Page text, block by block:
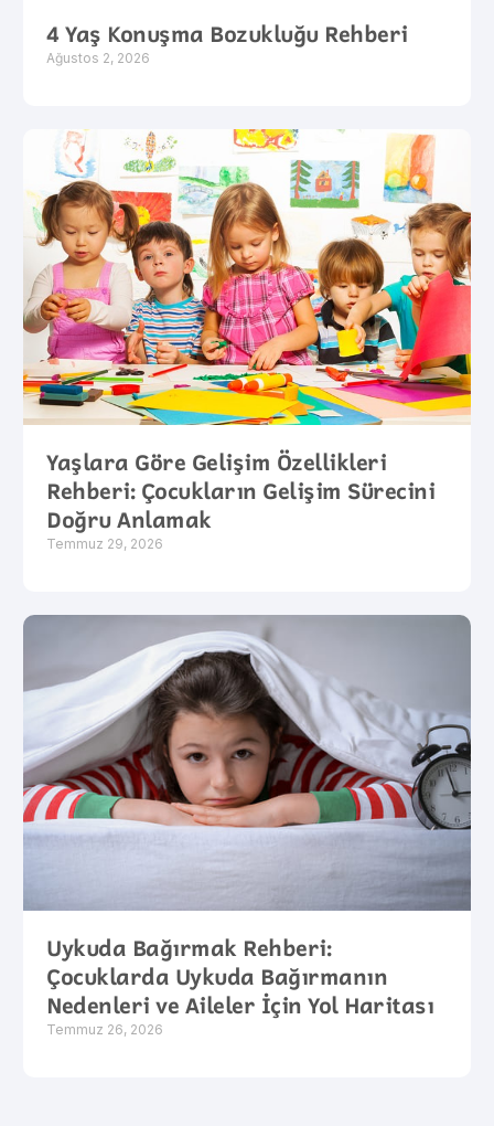
4 Yaş Konuşma Bozukluğu Rehberi
Ağustos 2, 2026
Yaşlara Göre Gelişim Özellikleri
Rehberi: Çocukların Gelişim Sürecini
Doğru Anlamak
Temmuz 29, 2026
Uykuda Bağırmak Rehberi:
Çocuklarda Uykuda Bağırmanın
Nedenleri ve Aileler İçin Yol Haritası
Temmuz 26, 2026